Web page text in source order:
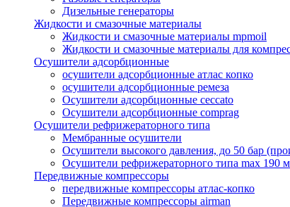
Дизельные генераторы
Жидкости и смазочные материалы
Жидкости и смазочные материалы mpmoil
Жидкости и смазочные материалы для
Осушители адсорбционные
осушители адсорбционные атлас копко
осушители адсорбционные ремеза
Осушители адсорбционные ceccato
Осушители адсорбционные comprag
Осушители рефрижераторного типа
Мембранные осушители
Осушители высокого давления, до 50 бар
Осушители рефрижераторного типа max 190
Передвижные компрессоры
передвижные компрессоры атлас-копко
Передвижные компрессоры airman